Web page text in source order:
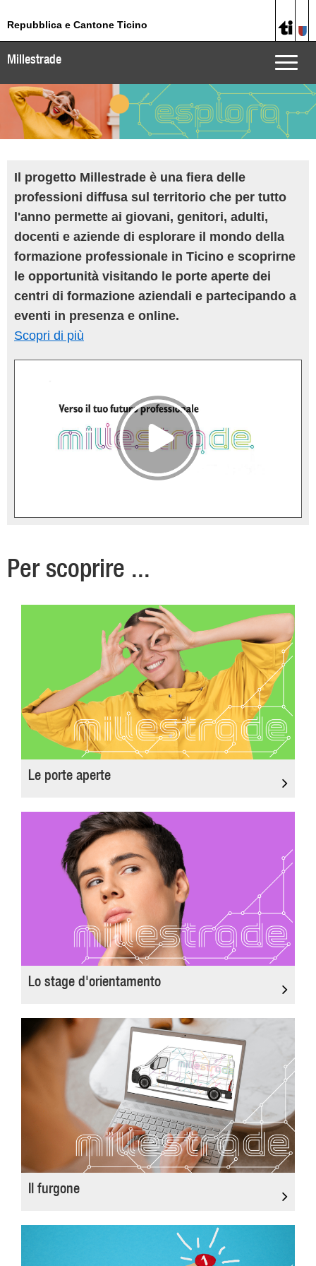
Repubblica e Cantone Ticino
Toggle
Millestrade
Il progetto Millestrade è una fiera delle
professioni diffusa sul territorio che per tutto
l'anno permette ai giovani, genitori, adulti,
docenti e aziende di esplorare il mondo della
formazione professionale in Ticino e scoprirne
le opportunità visitando le porte aperte dei
centri di formazione aziendali e partecipando a
eventi in presenza e online.
Scopri di più
Per scoprire ...
Le porte aperte
Lo stage d'orientamento
Il furgone